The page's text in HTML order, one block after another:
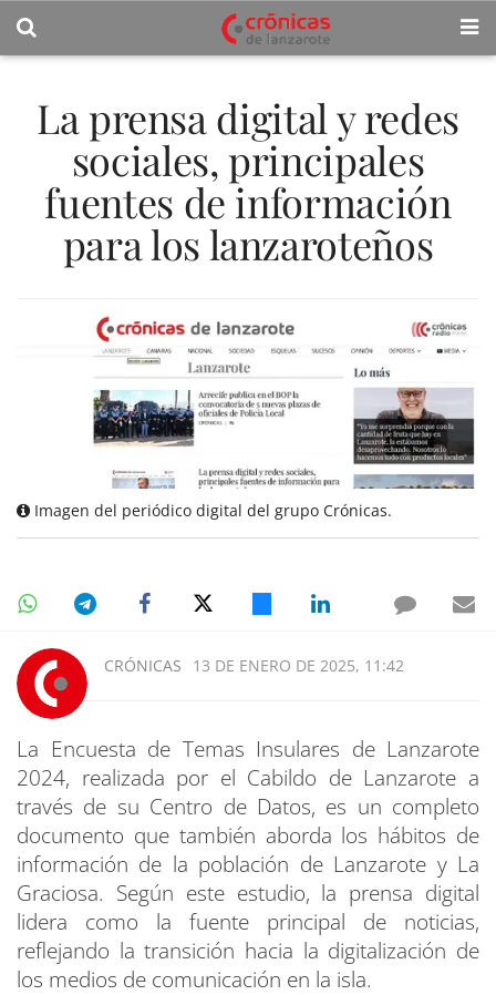
La prensa digital y redes
sociales, principales
fuentes de información
para los lanzaroteños
Imagen del periódico digital del grupo Crónicas.
CRÓNICAS 13 DE ENERO DE 2025, 11:42
La Encuesta de Temas Insulares de Lanzarote
2024, realizada por el Cabildo de Lanzarote a
través de su Centro de Datos, es un completo
documento que también aborda los hábitos de
información de la población de Lanzarote y La
Graciosa. Según este estudio, la prensa digital
lidera como la fuente principal de noticias,
reflejando la transición hacia la digitalización de
los medios de comunicación en la isla.